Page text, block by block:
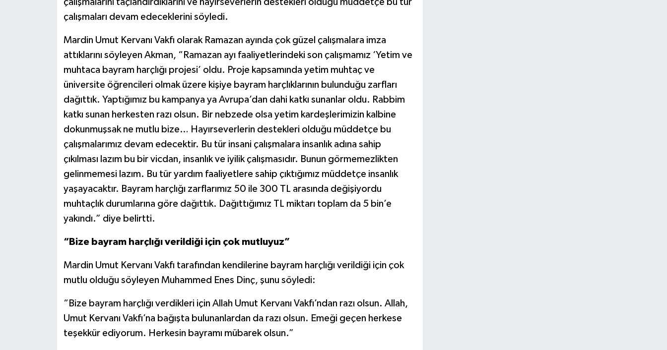
çalışmalarını taçlandırdıklarını ve hayırseverlerin destekleri olduğu müddetçe bu tür
çalışmaları devam edeceklerini söyledi.
Mardin Umut Kervanı Vakfı olarak Ramazan ayında çok güzel çalışmalara imza
attıklarını söyleyen Akman, “Ramazan ayı faaliyetlerindeki son çalışmamız ‘Yetim ve
muhtaca bayram harçlığı projesi’ oldu. Proje kapsamında yetim muhtaç ve
üniversite öğrencileri olmak üzere kişiye bayram harçlıklarının bulunduğu zarfları
dağıttık. Yaptığımız bu kampanya ya Avrupa’dan dahi katkı sunanlar oldu. Rabbim
katkı sunan herkesten razı olsun. Bir nebzede olsa yetim kardeşlerimizin kalbine
dokunmuşsak ne mutlu bize… Hayırseverlerin destekleri olduğu müddetçe bu
çalışmalarımız devam edecektir. Bu tür insani çalışmalara insanlık adına sahip
çıkılması lazım bu bir vicdan, insanlık ve iyilik çalışmasıdır. Bunun görmemezlikten
gelinmemesi lazım. Bu tür yardım faaliyetlere sahip çıktığımız müddetçe insanlık
yaşayacaktır. Bayram harçlığı zarflarımız 50 ile 300 TL arasında değişiyordu
muhtaçlık durumlarına göre dağıttık. Dağıttığımız TL miktarı toplam da 5 bin’e
yakındı.” diye belirtti.
“Bize bayram harçlığı verildiği için çok mutluyuz”
Mardin Umut Kervanı Vakfı tarafından kendilerine bayram harçlığı verildiği için çok
mutlu olduğu söyleyen Muhammed Enes Dinç, şunu söyledi:
“Bize bayram harçlığı verdikleri için Allah Umut Kervanı Vakfı’ndan razı olsun. Allah,
Umut Kervanı Vakfı’na bağışta bulunanlardan da razı olsun. Emeği geçen herkese
teşekkür ediyorum. Herkesin bayramı mübarek olsun.”